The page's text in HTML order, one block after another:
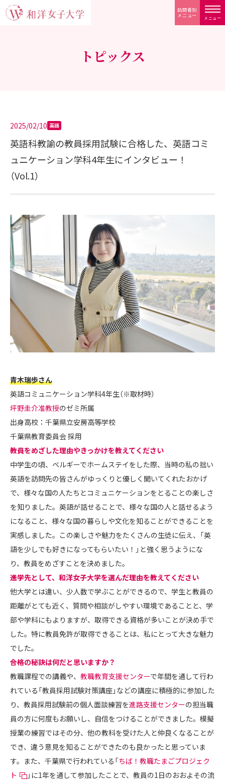
メニュー
訪問者別
メニュー
トピックス
2025/02/10 英語
英語科教諭の教員採用試験に合格した、英語コミ
ュニケーション学科4年生にインタビュー！
（Vol.1）
青木瑞歩さん
英語コミュニケーション学科4年生（※取材時）
坪野圭介准教授のゼミ所属
出身高校：千葉県立安房高等学校
千葉県教育委員会 採用
――教員をめざした理由やきっかけを教えてください
中学生の頃、ベルギーでホームステイをした際、当時の私の拙い
英語を訪問先の皆さんがゆっくりと優しく聞いてくれたおかげ
で、様々な国の人たちとコミュニケーションをとることの楽しさ
を知りました。英語が話せることで、様々な国の人と話せるよう
になること、様々な国の暮らしや文化を知ることができることを
実感しました。この楽しさや魅力をたくさんの生徒に伝え、「英
語を少しでも好きになってもらいたい！」と強く思うようにな
り、教員をめざすことを決めました。
――進学先として、和洋女子大学を選んだ理由を教えてください
他大学とは違い、少人数で学ぶことができるので、学生と教員の
距離がとても近く、質問や相談がしやすい環境であることと、学
部や学科にもよりますが、取得できる資格が多いことが決め手で
した。特に教員免許が取得できることは、私にとって大きな魅力
でした。
――合格の秘訣は何だと思いますか？
教職課程での講義や、 教職教育支援センターで年間を通して行わ
れている「教員採用試験対策講座」などの講座に積極的に参加した
り、教員採用試験前の個人面談練習を進路支援センターの担当職
員の方に何度もお願いし、自信をつけることができました。模擬
授業の練習ではその分、他の教科を受けた人と仲良くなることが
でき、違う意見を知ることができたのも良かったと思っていま
す。また、千葉県で行われている「ちば！教職たまごプロジェク
ト
」に1年を通して参加したことで、教員の1日のおおよその流